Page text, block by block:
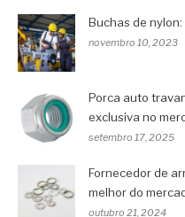
Buchas de
novembro 10, 2023
Porca auto
exclusiva no
setembro 17, 2025
Fornecedor de
melhor do
outubro 21, 2024